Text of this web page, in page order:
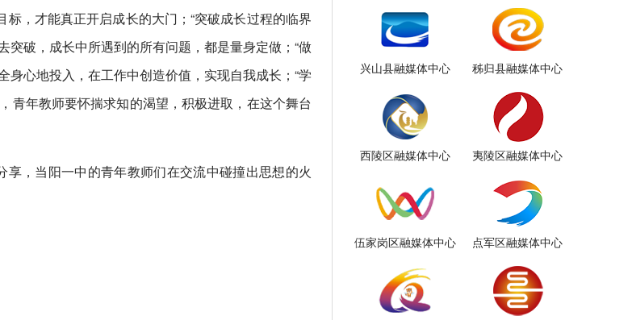
，才能真正开启成长的大门；“突破成长过程的临界
破，成长中所遇到的所有问题，都是量身定做；“做
心地投入，在工作中创造价值，实现自我成长；“学
青年教师要怀揣求知的渴望，积极进取，在这个舞台
享，当阳一中的青年教师们在交流中碰撞出思想的火
兴山县融媒体中心 秭归县融媒体中心
西陵区融媒体中心 夷陵区融媒体中心
伍家岗区融媒体中心 点军区融媒体中心